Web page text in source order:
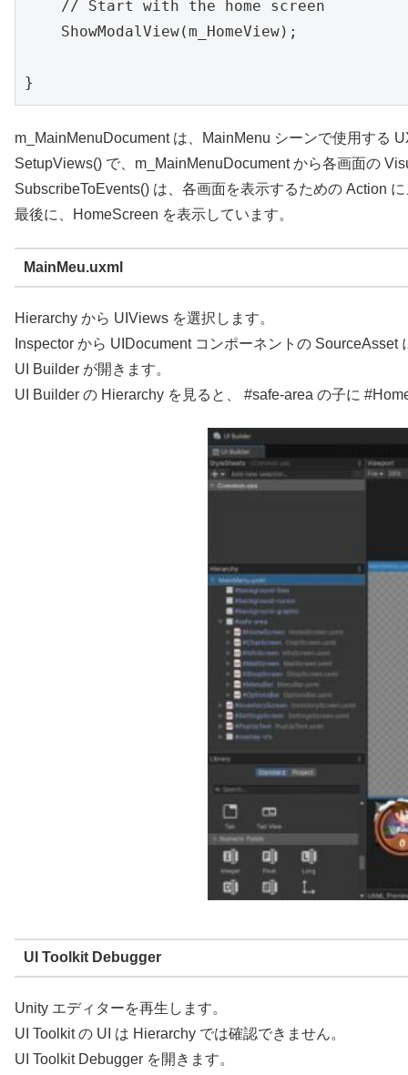
    // Start with the home screen
    ShowModalView(m_HomeView);
}
m_MainMenuDocument は、MainMenu シーンで使用する
SetupViews() で、m_MainMenuDocument から各画面の
SubscribeToEvents() は、各画面を表示するための Action
最後に、HomeScreen を表示しています。
MainMeu.uxml
Hierarchy から UIViews を選択します。
Inspector から UIDocument コンポーネントの
UI Builder が開きます。
UI Builder の Hierarchy を見ると、 #safe-area の子に
UI Toolkit Debugger
Unity エディターを再生します。
UI Toolkit の UI は Hierarchy では確認できません。
UI Toolkit Debugger を開きます。